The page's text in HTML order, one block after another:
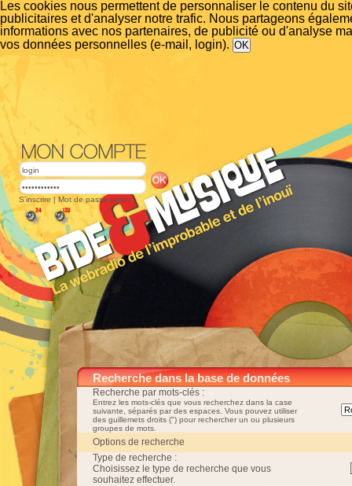
Les cookies nous permettent de personnaliser le contenu du
publicitaires et d'analyser notre trafic. Nous partageons
informations avec nos partenaires, de publicité ou d'analyse
vos données personnelles (e-mail, login).
S'inscrire | Mot de passe perdu
Recherche dans la base de données
Recherche par mots-clés :
Entrez les mots-clés que vous recherchez dans la case
suivante, séparés par des espaces. Vous pouvez utiliser
des guillemets droits (") pour rechercher un ou plusieurs
groupes de mots.
Options de recherche
Type de recherche :
Choisissez le type de recherche que vous
souhaitez effectuer.